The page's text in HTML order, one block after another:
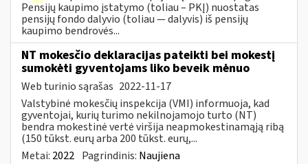
Pensijų kaupimo įstatymo (toliau – PKĮ) nuostatas
pensijų fondo dalyvio (toliau — dalyvis) iš pensijų
kaupimo bendrovės...
NT mokesčio deklaracijas pateikti bei mokestį
sumokėti gyventojams liko beveik mėnuo
Web turinio sąrašas 2022-11-17
Valstybinė mokesčių inspekcija (VMI) informuoja, kad
gyventojai, kurių turimo nekilnojamojo turto (NT)
bendra mokestinė vertė viršija neapmokestinamąją ribą
(150 tūkst. eurų arba 200 tūkst. eurų,...
Metai: 2022 Pagrindinis: Naujiena